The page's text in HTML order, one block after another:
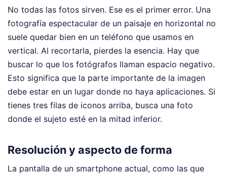
No todas las fotos sirven. Ese es el primer error. Una
fotografía espectacular de un paisaje en horizontal no
suele quedar bien en un teléfono que usamos en
vertical. Al recortarla, pierdes la esencia. Hay que
buscar lo que los fotógrafos llaman espacio negativo.
Esto significa que la parte importante de la imagen
debe estar en un lugar donde no haya aplicaciones. Si
tienes tres filas de iconos arriba, busca una foto
donde el sujeto esté en la mitad inferior.
Resolución y aspecto de forma
La pantalla de un smartphone actual, como las que